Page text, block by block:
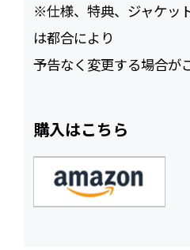
※仕様、特典、ジャケッ
は都合により
予告なく変更する場合が
購入はこちら